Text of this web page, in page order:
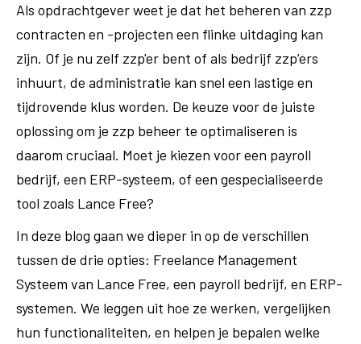
Als opdrachtgever weet je dat het beheren van zzp
contracten en -projecten een flinke uitdaging kan
zijn. Of je nu zelf zzp'er bent of als bedrijf zzp’ers
inhuurt, de administratie kan snel een lastige en
tijdrovende klus worden. De keuze voor de juiste
oplossing om je zzp beheer te optimaliseren is
daarom cruciaal. Moet je kiezen voor een payroll
bedrijf, een ERP-systeem, of een gespecialiseerde
tool zoals Lance Free?
In deze blog gaan we dieper in op de verschillen
tussen de drie opties: Freelance Management
Systeem van Lance Free, een payroll bedrijf, en ERP-
systemen. We leggen uit hoe ze werken, vergelijken
hun functionaliteiten, en helpen je bepalen welke